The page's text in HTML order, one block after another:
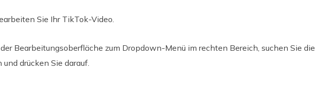
Sie Ihr TikTok-Video.
Bearbeitungsoberfläche zum Dropdown-Menü im rechten Bereich, suchen Sie die
drücken Sie darauf.